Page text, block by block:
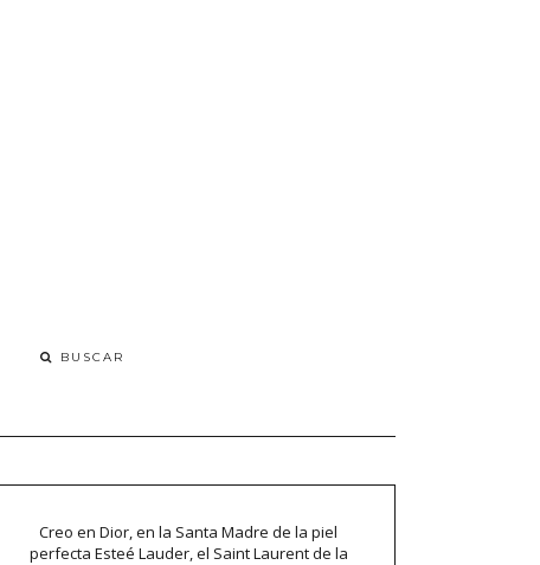
Creo en Dior, en la Santa Madre de la piel
perfecta Esteé Lauder, el Saint Laurent de la